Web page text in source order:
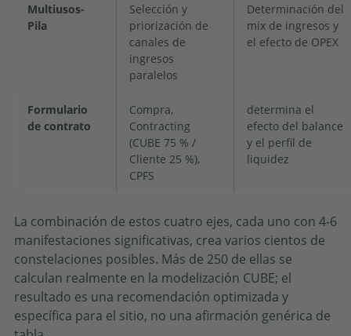
Multiusos-
Pila
Selección y
priorización de
canales de
ingresos
paralelos
Determinación del
mix de ingresos y
el efecto de OPEX
Formulario
de contrato
Compra,
Contracting
(CUBE 75 % /
Cliente 25 %),
CPFS
determina el
efecto del balance
y el perfil de
liquidez
La combinación de estos cuatro ejes, cada uno con 4-6
manifestaciones significativas, crea varios cientos de
constelaciones posibles. Más de 250 de ellas se
calculan realmente en la modelización CUBE; el
resultado es una recomendación optimizada y
específica para el sitio, no una afirmación genérica de